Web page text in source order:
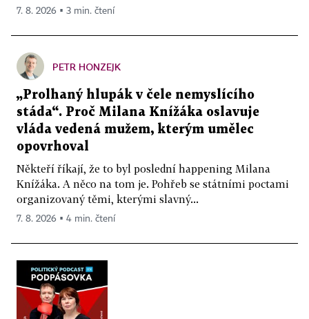
7. 8. 2026 ▪ 3 min. čtení
PETR HONZEJK
„Prolhaný hlupák v čele nemyslícího
stáda“. Proč Milana Knížáka oslavuje
vláda vedená mužem, kterým umělec
opovrhoval
Někteří říkají, že to byl poslední happening Milana
Knížáka. A něco na tom je. Pohřeb se státními poctami
organizovaný těmi, kterými slavný...
7. 8. 2026 ▪ 4 min. čtení